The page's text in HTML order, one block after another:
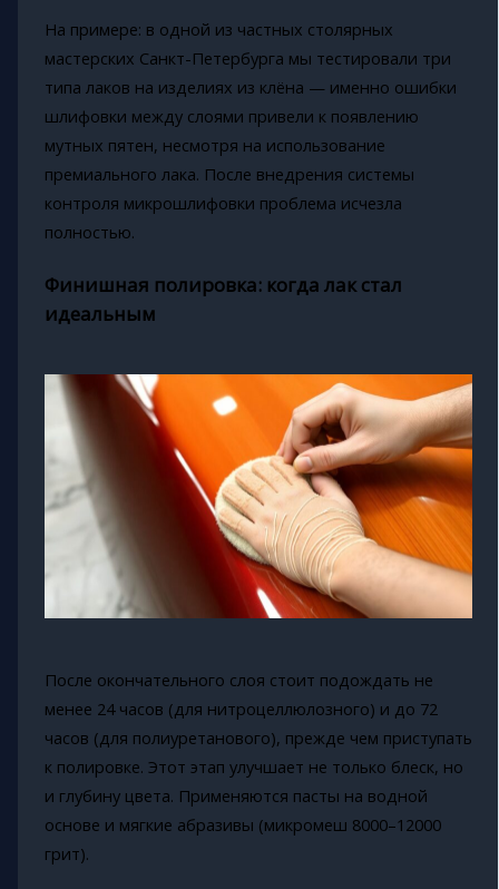
На примере: в одной из частных столярных
мастерских Санкт-Петербурга мы тестировали три
типа лаков на изделиях из клёна — именно ошибки
шлифовки между слоями привели к появлению
мутных пятен, несмотря на использование
премиального лака. После внедрения системы
контроля микрошлифовки проблема исчезла
полностью.
Финишная полировка: когда лак стал
идеальным
После окончательного слоя стоит подождать не
менее 24 часов (для нитроцеллюлозного) и до 72
часов (для полиуретанового), прежде чем приступать
к полировке. Этот этап улучшает не только блеск, но
и глубину цвета. Применяются пасты на водной
основе и мягкие абразивы (микромеш 8000–12000
грит).